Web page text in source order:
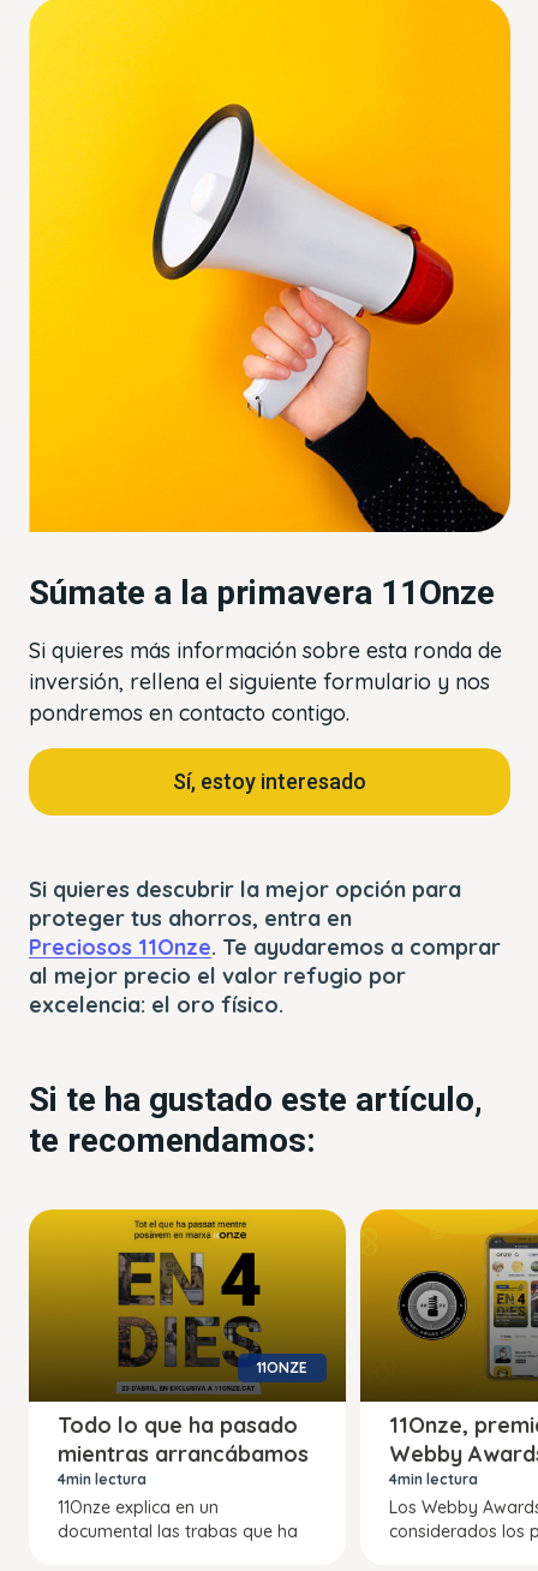
Súmate a la primavera 11Onze
Si quieres más información sobre esta ronda de
inversión, rellena el siguiente formulario y nos
pondremos en contacto contigo.
Sí, estoy interesado
Si quieres descubrir la mejor opción para
proteger tus ahorros, entra en
Preciosos 11Onze. Te ayudaremos a comprar
al mejor precio el valor refugio por
excelencia: el oro físico.
Si te ha gustado este artículo,
te recomendamos:
11ONZE
Todo lo que ha pasado
mientras arrancábamos
4min lectura
11Onze explica en un
documental las trabas que ha
11Onze,
Webby
4min lectura
Los Webby
considerados los